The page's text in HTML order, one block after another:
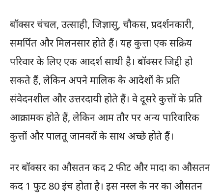
बॉक्सर चंचल, उत्साही, जिज्ञासु, चौकस, प्रदर्शनकारी,
समर्पित और मिलनसार होते हैं। यह कुत्ता एक सक्रिय
परिवार के लिए एक आदर्श साथी है। बॉक्सर जिद्दी हो
सकते हैं, लेकिन अपने मालिक के आदेशों के प्रति
संवेदनशील और उत्तरदायी होते हैं। वे दूसरे कुत्तों के प्रति
आक्रामक होते हैं, लेकिन आम तौर पर अन्य पारिवारिक
कुत्तों और पालतू जानवरों के साथ अच्छे होते हैं।
नर बॉक्सर का औसतन कद 2 फीट और मादा का औसतन
कद 1 फुट 80 इंच होता है। इस नस्ल के नर का औसतन